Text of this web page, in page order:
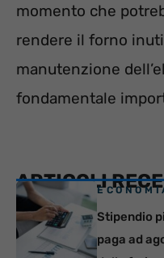
momento che
rendere il forno
manutenzione
fondamentale
ARTICOLI
Stipendio
paga ad